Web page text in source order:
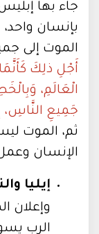
جاء بها
بإنسان
الموت إلى
أَجْلِ ذلِكَ
الْعَالَمِ،
جَمِيعِ النَّاسِ،
ثم، الموت
الإنسان
إيليا
الرب